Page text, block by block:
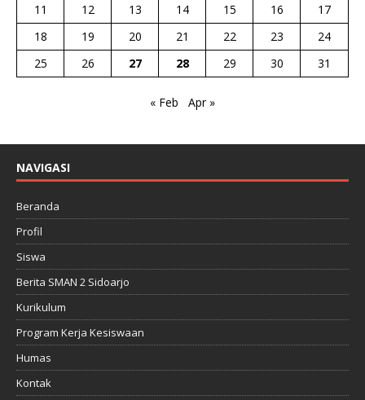
11
12 13 14 15 16
17
18
19 20 21 22 23
24
25
26 27 28 29 30 31
« Feb Apr »
NAVIGASI
Beranda
Profil
Siswa
Berita SMAN 2 Sidoarjo
Kurikulum
Program Kerja Kesiswaan
Humas
Kontak